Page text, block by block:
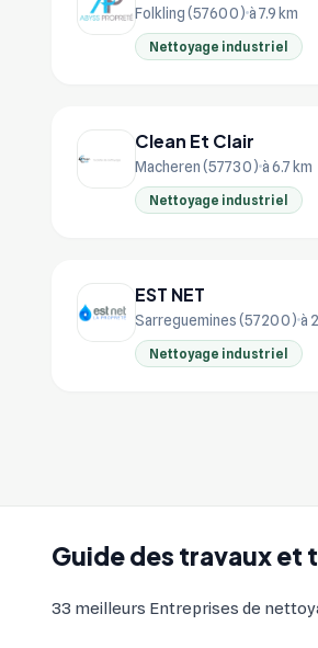
Guide des travaux et
33 meilleurs Entreprises de
Folkling (57600) à 7.9 km
Nettoyage industriel
Clean Et Clair
Macheren (57730) à 6.7 km
Nettoyage industriel
EST NET
Sarreguemines (57200) à
Nettoyage industriel